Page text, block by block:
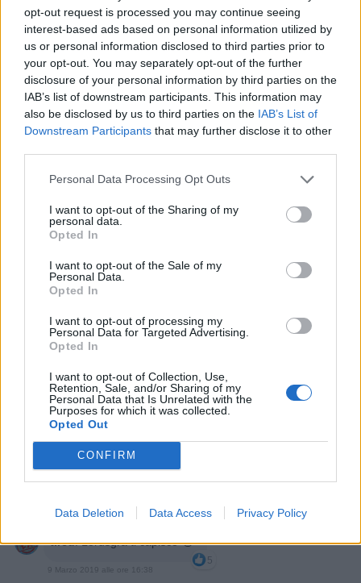
opt-out request is processed you may continue seeing
interest-based ads based on personal information utilized by
us or personal information disclosed to third parties prior to
your opt-out. You may separately opt-out of the further
disclosure of your personal information by third parties on the
IAB’s list of downstream participants. This information may
also be disclosed by us to third parties on the IAB’s List of
Downstream Participants that may further disclose it to other
Personal Data Processing Opt Outs
I want to opt-out of the Sharing of my
personal data.
Opted In
I want to opt-out of the Sale of my
Personal Data.
Opted In
I want to opt-out of processing my
Personal Data for Targeted Advertising.
Opted In
I want to opt-out of Collection, Use,
Retention, Sale, and/or Sharing of my
Personal Data that Is Unrelated with the
Purposes for which it was collected.
Opted Out
CONFIRM
Data Deletion Data Access Privacy Policy
tired:Lorusgra quello sono io 😂
3
·Ti stimo·Rispondi
ignoranzadiqualita:hahahahahahhaha
2
9 Marzo 2019 alle ore 16:35
4
9 Marzo 2019 alle ore 16:36
·Ti stimo ·Rispondi
Lorusgra:tired ogni tanto lo fai... e sento le gambe
tremare
·Ti stimo · Rispondi
tired:Lorusgra ti capisco 😂
5
9 Marzo 2019 alle ore 16:38